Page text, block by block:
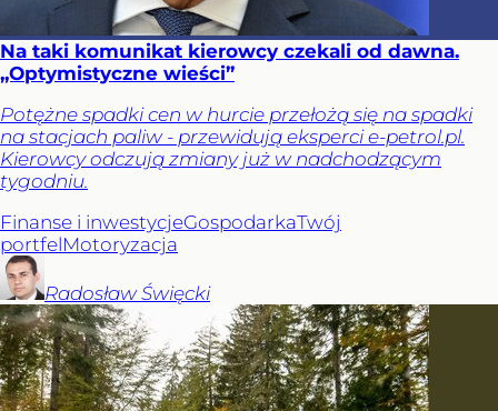
Na taki komunikat kierowcy czekali od dawna.
„Optymistyczne wieści”
Potężne spadki cen w hurcie przełożą się na spadki
na stacjach paliw - przewidują eksperci e-petrol.pl.
Kierowcy odczują zmiany już w nadchodzącym
tygodniu.
Finanse i inwestycjeGospodarkaTwój
portfelMotoryzacja
Radosław Święcki